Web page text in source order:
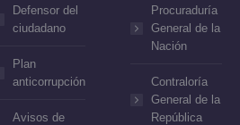
Defensor del
ciudadano
Plan
anticorrupción
Avisos de
Procuraduría
General de la
Nación
Contraloría
General de la
República